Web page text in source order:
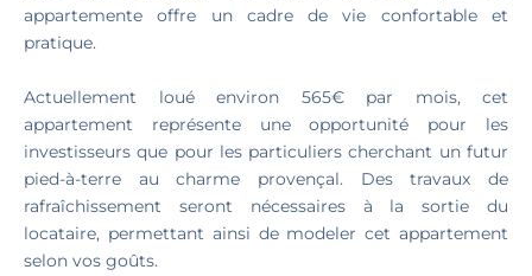
appartemente offre un cadre de vie confortable et
pratique.
Actuellement loué environ 565€ par mois, cet
appartement représente une opportunité pour les
investisseurs que pour les particuliers cherchant un futur
pied-à-terre au charme provençal. Des travaux de
rafraîchissement seront nécessaires à la sortie du
locataire, permettant ainsi de modeler cet appartement
selon vos goûts.